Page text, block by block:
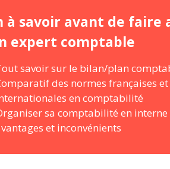
à savoir avant de faire
expert comptable
savoir sur le bilan/plan
des normes françaises
en comptabilité
sa comptabilité en interne
et inconvénients